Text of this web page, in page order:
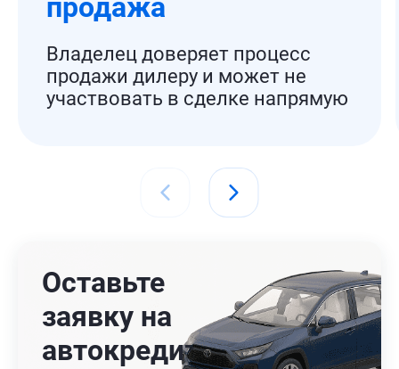
продажа
Владелец доверяет процесс
продажи дилеру и может не
участвовать в сделке напрямую
Оставьте
заявку на
автокредит